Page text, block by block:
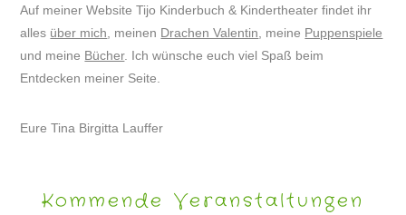
Auf meiner Website Tijo Kinderbuch & Kindertheater findet ihr
alles über mich , meinen Drachen Valentin , meine Puppenspiele
und meine Bücher. Ich wünsche euch viel Spaß beim
Entdecken meiner Seite.
Eure Tina Birgitta Lauffer
Kommende Veranstaltungen